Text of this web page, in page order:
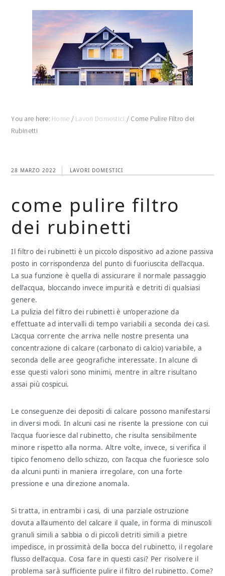
You are here: Home / Lavori Domestici / Come Pulire Filtro dei
Rubinetti
28 MARZO 2022 LAVORI DOMESTICI
come pulire filtro
dei rubinetti
Il filtro dei rubinetti è un piccolo dispositivo ad azione passiva
posto in corrispondenza del punto di fuoriuscita dell’acqua.
La sua funzione è quella di assicurare il normale passaggio
dell’acqua, bloccando invece impurità e detriti di qualsiasi
genere.
La pulizia del filtro dei rubinetti è un’operazione da
effettuate ad intervalli di tempo variabili a seconda dei casi.
L’acqua corrente che arriva nelle nostre presenta una
concentrazione di calcare (carbonato di calcio) variabile, a
seconda delle aree geografiche interessate. In alcune di
esse questi valori sono minimi, mentre in altre risultano
assai più cospicui.
Le conseguenze dei depositi di calcare possono manifestarsi
in diversi modi. In alcuni casi ne risente la pressione con cui
l’acqua fuoriesce dal rubinetto, che risulta sensibilmente
minore rispetto alla norma. Altre volte, invece, si verifica il
tipico fenomeno dello schizzo, con l’acqua che fuoriesce solo
da alcuni punti in maniera irregolare, con una forte
pressione e una direzione anomala.
Si tratta, in entrambi i casi, di una parziale ostruzione
dovuta all’aumento del calcare il quale, in forma di minuscoli
granuli simili a sabbia o di piccoli detriti simili a pietre
impedisce, in prossimità della bocca del rubinetto, il regolare
flusso dell’acqua. Cosa fare in questi casi? Per risolvere il
problema sarà sufficiente pulire il filtro del rubinetto. Come?